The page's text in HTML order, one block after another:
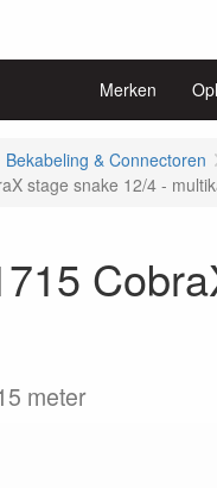
Merken
Bekabeling & Connectoren
stage snake 12/4 -
meter